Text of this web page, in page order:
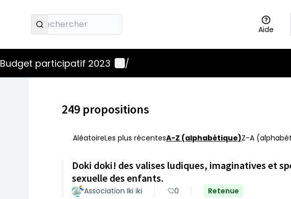
Aide
Budget participatif 2023 Menu utilisateur
/
249 propositions
AléatoireLes plus récentesA-Z (alphabétique)Z-A
Doki doki! des valises ludiques, imaginatives et
sexuelle des enfants.
Association Iki iki 0 Retenue